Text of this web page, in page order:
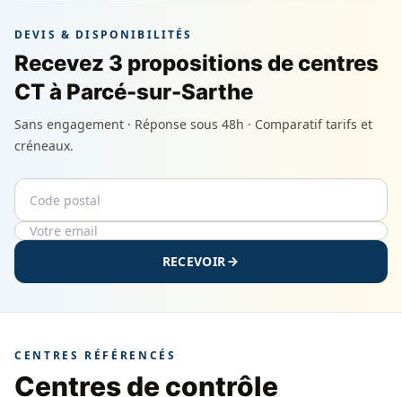
DEVIS & DISPONIBILITÉS
Recevez 3 propositions de centres
CT à Parcé-sur-Sarthe
Sans engagement · Réponse sous 48h · Comparatif tarifs et
créneaux.
Code postal
Email
RECEVOIR
CENTRES RÉFÉRENCÉS
Centres de contrôle